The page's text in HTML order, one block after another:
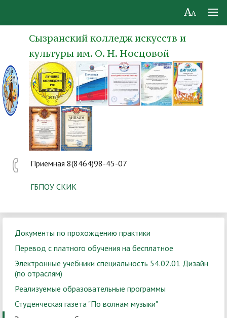
Сызранский колледж искусств и
культуры им. О. Н. Носцовой
Приемная 8(8464)98-45-07
ГБПОУ СКИК
Документы по прохождению практики
Перевод с платного обучения на бесплатное
Электронные учебники специальность 54.02.01 Дизайн
(по отраслям)
Реализуемые образовательные программы
Студенческая газета "По волнам музыки"